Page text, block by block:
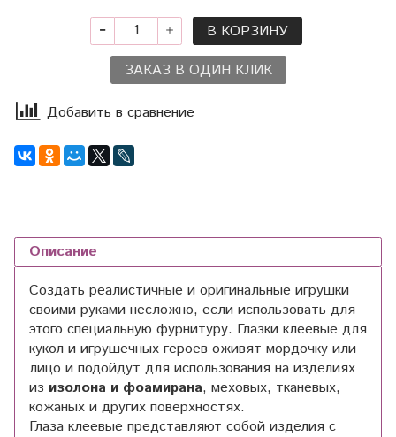
В КОРЗИНУ
ЗАКАЗ В ОДИН КЛИК
Добавить в сравнение
Описание
Создать реалистичные и оригинальные игрушки
своими руками несложно, если использовать для
этого специальную фурнитуру. Глазки клеевые для
кукол и игрушечных героев оживят мордочку или
лицо и подойдут для использования на изделиях
из изолона и фоамирана, меховых, тканевых,
кожаных и других поверхностях.
Глаза клеевые представляют собой изделия с